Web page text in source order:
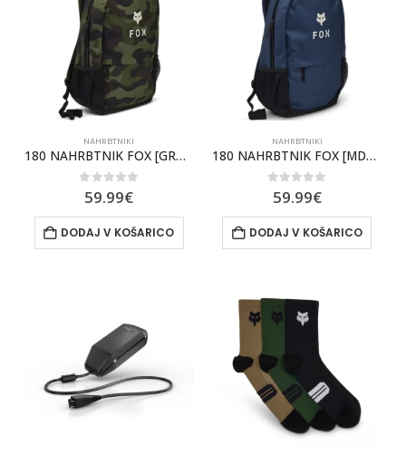
NAHRBTNIKI
180 NAHRBTNIK FOX [GRN CAM]
0out of 5
59.99€
DODAJ V KOŠARICO
NAHRBTNIKI
180 NAHRBTNIK FOX [MDNT]
0out of 5
59.99€
DODAJ V KOŠARICO